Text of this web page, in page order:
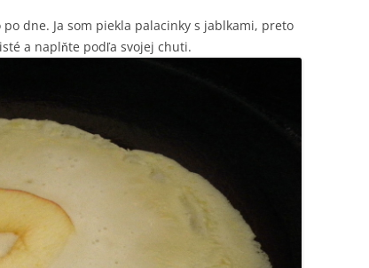
dne. Ja som piekla palacinky s jablkami, preto
a naplňte podľa svojej chuti.